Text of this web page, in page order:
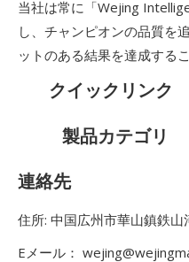
当社は常に「Wejing
し、チャンピオンの品質を
ットのある結果を達成する
クイックリンク
製品カテゴリ
連絡先
住所: 中国広州市華山鎮鉄山
Eメール：